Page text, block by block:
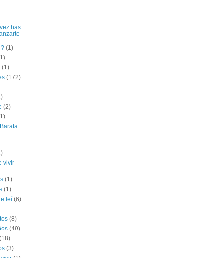
has
(1)
(1)
(172)
(2)
vivir
(1)
(1)
leí (6)
(8)
(49)
(18)
(3)